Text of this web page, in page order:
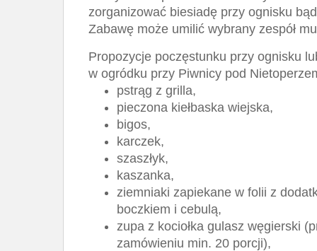
zorganizować biesiadę przy ognisku
Zabawę może umilić wybrany zespół
Propozycje poczęstunku przy ognisku
w ogródku przy Piwnicy pod
pstrąg z grilla,
pieczona kiełbaska wiejska,
bigos,
karczek,
szaszłyk,
kaszanka,
ziemniaki zapiekane w folii z
boczkiem i cebulą,
zupa z kociołka gulasz węgierski
zamówieniu min. 20 porcji),